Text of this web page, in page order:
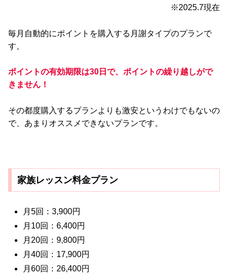
※2025.7現在
毎月自動的にポイントを購入する月謝タイプのプランで
す。
ポイントの有効期限は30日で、ポイントの繰り越しがで
きません！
その都度購入するプランよりも激安というわけでもないの
で、あまりオススメできないプランです。
家族レッスン料金プラン
月5回：3,900円
月10回：6,400円
月20回：9,800円
月40回：17,900円
月60回：26,400円